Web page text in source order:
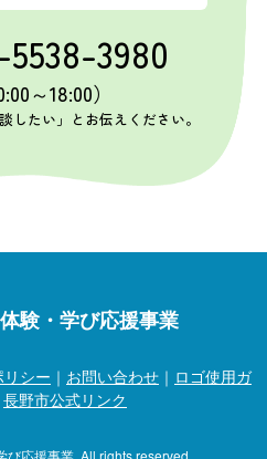
3980
～18:00）
したい」とお伝えください。
験・学び応援事業
シー ｜ お問い合わせ ｜ ロゴ使用ガ
長野市公式リンク
応援事業. All rights reserved.